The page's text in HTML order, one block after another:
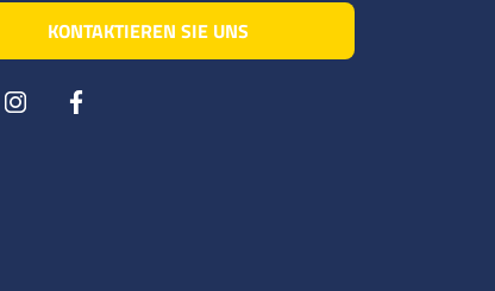
KONTAKTIEREN SIE UNS